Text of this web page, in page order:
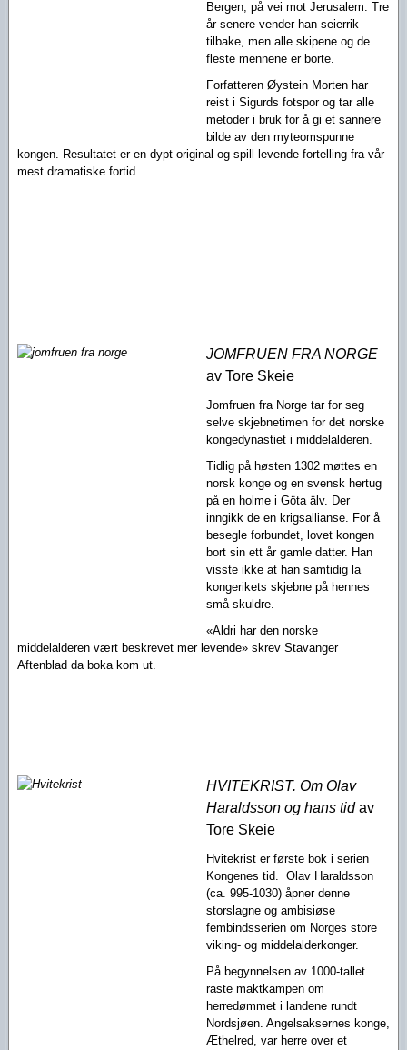
Bergen, på vei mot Jerusalem. Tre
år senere vender han seierrik
tilbake, men alle skipene og de
fleste mennene er borte.
Forfatteren Øystein Morten har
reist i Sigurds fotspor og tar alle
metoder i bruk for å gi et sannere
bilde av den myteomspunne
kongen. Resultatet er en dypt original og spill levende fortelling fra vår
mest dramatiske fortid.
JOMFRUEN FRA NORGE
av Tore Skeie
Jomfruen fra Norge tar for seg
selve skjebnetimen for det norske
kongedynastiet i middelalderen.
Tidlig på høsten 1302 møttes en
norsk konge og en svensk hertug
på en holme i Göta älv. Der
inngikk de en krigsallianse. For å
besegle forbundet, lovet kongen
bort sin ett år gamle datter. Han
visste ikke at han samtidig la
kongerikets skjebne på hennes
små skuldre.
«Aldri har den norske
middelalderen vært beskrevet mer levende» skrev Stavanger
Aftenblad da boka kom ut.
HVITEKRIST. Om Olav
Haraldsson og hans tidav
Tore Skeie
Hvitekrist er første bok i serien
Kongenes tid. Olav Haraldsson
(ca. 995-1030) åpner denne
storslagne og ambisiøse
fembindsserien om Norges store
viking- og middelalderkonger.
På begynnelsen av 1000-tallet
raste maktkampen om
herredømmet i landene rundt
Nordsjøen. Angelsaksernes konge,
Æthelred, var herre over et